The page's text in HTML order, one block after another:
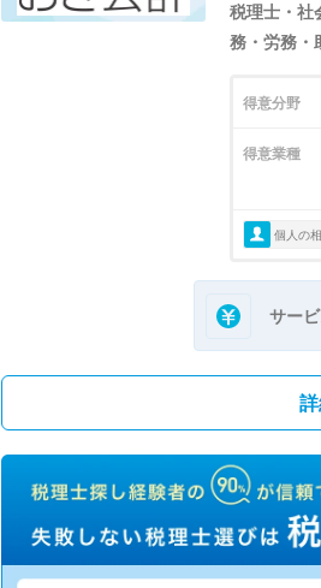
税理士・社
務・労務・
得意分野
得意業種
個人の
サー